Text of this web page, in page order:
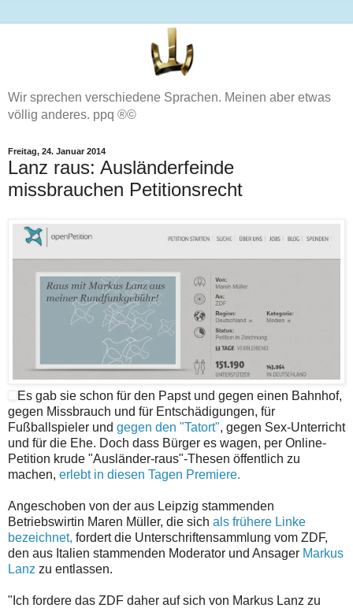
Wir sprechen verschiedene Sprachen. Meinen aber etwas
völlig anderes. ppq ®©
Freitag, 24. Januar 2014
Lanz raus: Ausländerfeinde
missbrauchen Petitionsrecht
Es gab sie schon für den Papst und gegen einen Bahnhof,
gegen Missbrauch und für Entschädigungen, für
Fußballspieler und gegen den "Tatort", gegen Sex-Unterricht
und für die Ehe. Doch dass Bürger es wagen, per Online-
Petition krude "Ausländer-raus"-Thesen öffentlich zu
machen, erlebt in diesen Tagen Premiere.
Angeschoben von der aus Leipzig stammenden
Betriebswirtin Maren Müller, die sich als frühere Linke
bezeichnet, fordert die Unterschriftensammlung vom ZDF,
den aus Italien stammenden Moderator und Ansager Markus
Lanz zu entlassen.
"Ich fordere das ZDF daher auf sich von Markus Lanz zu